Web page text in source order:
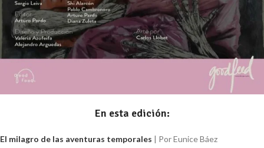
En esta edición:
El milagro de las aventuras temporales | PorEunice Báez